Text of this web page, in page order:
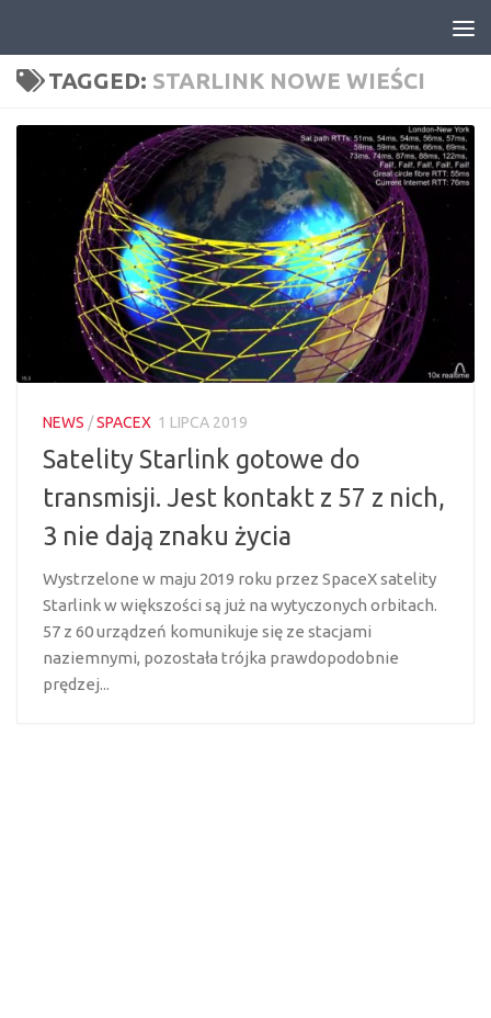
TAGGED: STARLINK NOWE WIEŚCI
NEWS /SPACEX 1 LIPCA 2019
Satelity Starlink gotowe do
transmisji. Jest kontakt z 57 z nich,
3 nie dają znaku życia
Wystrzelone w maju 2019 roku przez SpaceX satelity
Starlink w większości są już na wytyczonych orbitach.
57 z 60 urządzeń komunikuje się ze stacjami
naziemnymi, pozostała trójka prawdopodobnie
prędzej...